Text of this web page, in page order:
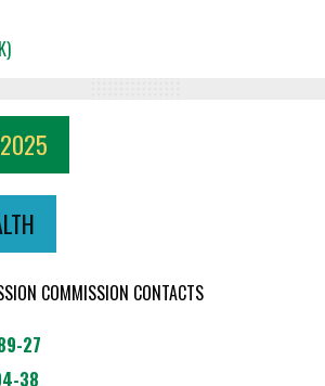
COMMISSION CONTACTS
27
38